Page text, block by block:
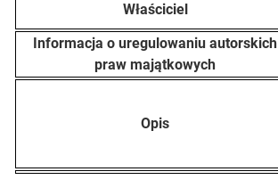
Właściciel
Informacja o uregulowaniu autorskich
praw majątkowych
Opis